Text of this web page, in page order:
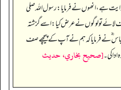
ہے،انھوں نے فرمایا:رسول اللہ صلی
لائے تو لوگوں نے عرض کیا:اسے گزشتہ
نے فرمایا کہ ہم نے آپ کے پیچھے صف
کی۔[صحيح بخاري، حديث